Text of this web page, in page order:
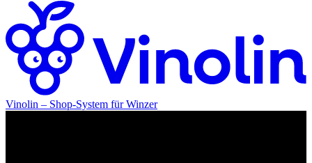
Vinolin – Shop-System für Winzer